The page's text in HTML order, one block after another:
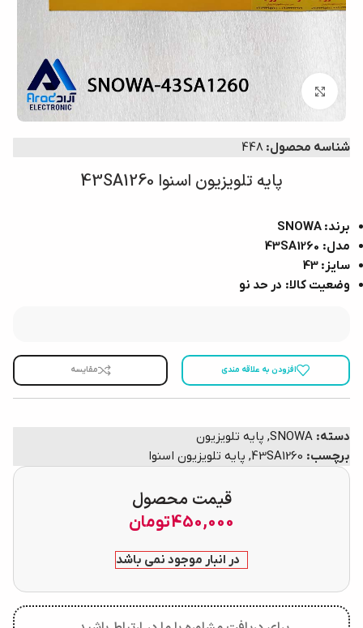
بزرگنمایی تصویر
شناسه محصول: 448
پایه تلویزیون اسنوا 43SA1260
برند: SNOWA
مدل: 43SA1260
سایز: 43
وضعیت کالا: در حد نو
افزودن به علاقه مندی مقایسه
دسته: SNOWA
, پایه تلویزیون
برچسب: 43SA1260
, پایه تلویزیون اسنوا
قیمت محصول
450,000تومان
در انبار موجود نمی باشد